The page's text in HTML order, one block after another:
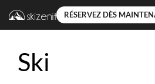
RÉSERVEZ DÈS
contenuSki